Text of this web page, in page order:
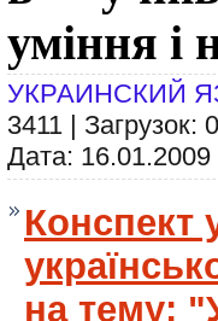
уміння і
УКРАИНСКИЙ
3411 |
Дата: 16.01.2009
Конспект
на тему: